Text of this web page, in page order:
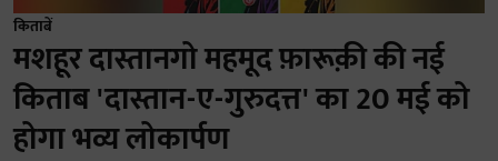
किताबें
मशहूर दास्तानगो महमूद फ़ारूक़ी की नई
किताब 'दास्तान-ए-गुरुदत्त' का 20 मई को
होगा भव्य लोकार्पण